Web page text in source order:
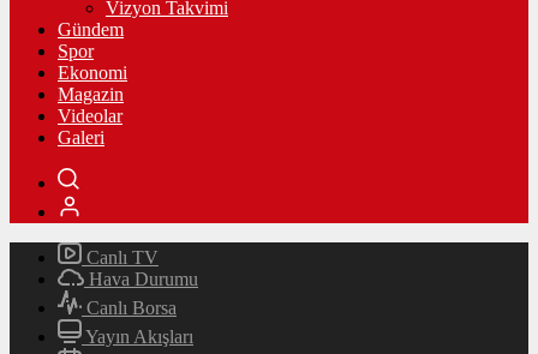
Vizyon Takvimi
Gündem
Spor
Ekonomi
Magazin
Videolar
Galeri
Canlı TV
Hava Durumu
Canlı Borsa
Yayın Akışları